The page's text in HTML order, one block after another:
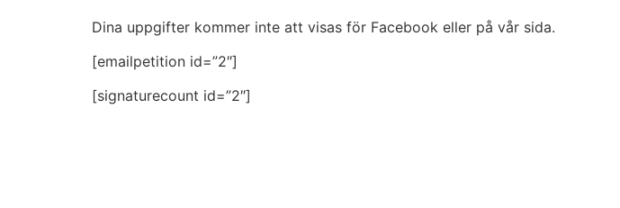
Dina uppgifter kommer inte att visas för Facebook eller på vår sida.
[emailpetition id=”2″]
[signaturecount id=”2″]